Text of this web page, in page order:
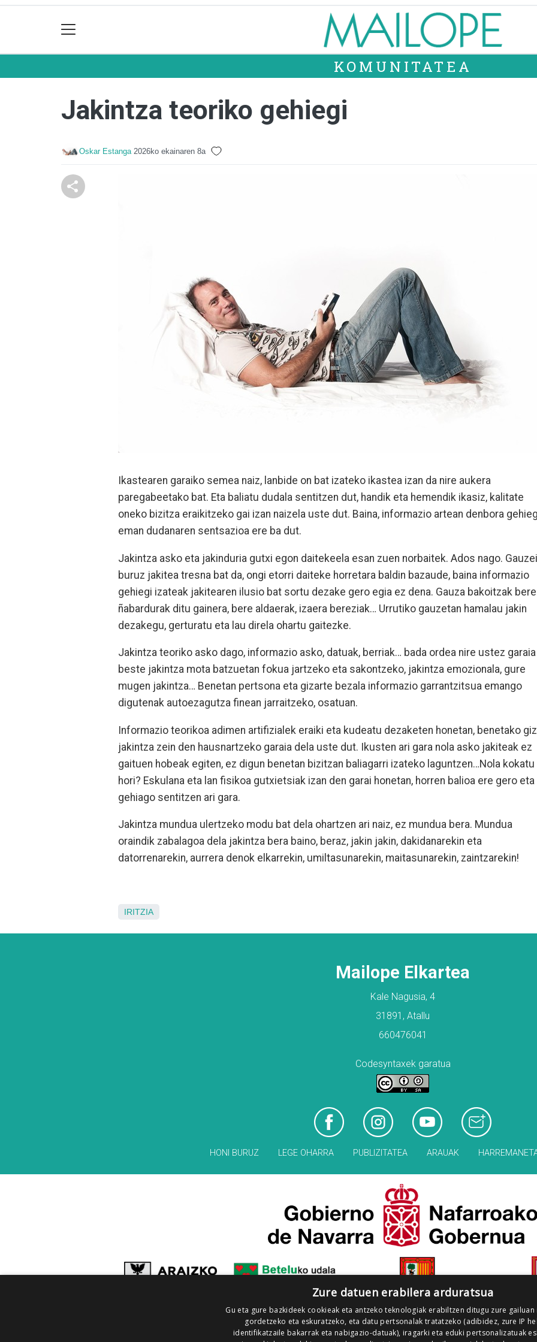
KOMUNITATEA
Jakintza teoriko gehiegi
Oskar Estanga 2026ko ekainaren 8a
Ikastearen garaiko semea naiz, lanbide on bat izateko ikastea izan da nire aukera
paregabeetako bat. Eta baliatu dudala sentitzen dut, handik eta hemendik ikasiz, kalitate
oneko bizitza eraikitzeko gai izan naizela uste dut. Baina, informazio artean denbora
eman dudanaren sentsazioa ere ba dut.
Jakintza asko eta jakinduria gutxi egon daitekeela esan zuen norbaitek. Ados nago. Gauzei
buruz jakitea tresna bat da, ongi etorri daiteke horretara baldin bazaude, baina informazio
gehiegi izateak jakitearen ilusio bat sortu dezake gero egia ez dena. Gauza bakoitzak bere
ñabardurak ditu gainera, bere aldaerak, izaera bereziak… Urrutiko gauzetan hamalau jakin
dezakegu, gerturatu eta lau direla ohartu gaitezke.
Jakintza teoriko asko dago, informazio asko, datuak, berriak… bada ordea nire ustez garaia
beste jakintza mota batzuetan fokua jartzeko eta sakontzeko, jakintza emozionala, gure
mugen jakintza… Benetan pertsona eta gizarte bezala informazio garrantzitsua emango
digutenak autoezagutza finean jarraitzeko, osatuan.
Informazio teorikoa adimen artifizialek eraiki eta kudeatu dezaketen honetan, benetako
jakintza zein den hausnartzeko garaia dela uste dut. Ikusten ari gara nola asko jakiteak ez
gaituen hobeak egiten, ez digun benetan bizitzan baliagarri izateko laguntzen…Nola kokatu
hori? Eskulana eta lan fisikoa gutxietsiak izan den garai honetan, horren balioa ere gero eta
gehiago sentitzen ari gara.
Jakintza mundua ulertzeko modu bat dela ohartzen ari naiz, ez mundua bera. Mundua
oraindik zabalagoa dela jakintza bera baino, beraz, jakin jakin, dakidanarekin eta
datorrenarekin, aurrera denok elkarrekin, umiltasunarekin, maitasunarekin, zaintzarekin!
IRITZIA
Mailope Elkartea
Kale Nagusia, 4
31891, Atallu
660476041
Codesyntaxek garatua
HONI BURUZ LEGE OHARRA PUBLIZITATEA ARAUAK
Zure datuen erabilera arduratsua
Gu eta gure bazkideek cookieak eta antzeko teknologiak erabiltzen ditugu zure
gordetzeko eta eskuratzeko, eta datu pertsonalak tratatzeko (adibidez, zure IP
identifikatzaile bakarrak eta nabigazio-datuak), iragarki eta eduki pertsonalizatuak